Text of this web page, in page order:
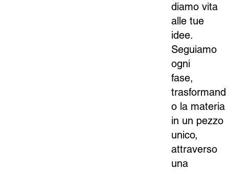
diamo vita
alle tue
idee.
Seguiamo
ogni
fase,
trasformand
o la materia
in un pezzo
unico,
attraverso
una